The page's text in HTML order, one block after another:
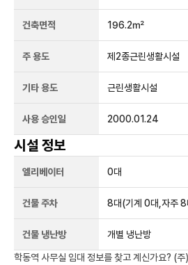
건축면적 196.2㎡
주 용도 제2종근린생활시설
기타 용도 근린생활시설
사용 승인일 2000.01.24
시설 정보
엘리베이터 0대
건물 주차 8대(기계 0대,자주 8
건물 냉난방 개별 냉난방
학동역 사무실 임대 정보를 찾고 계신가요? (주